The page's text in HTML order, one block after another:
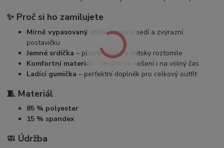
✨ Proč si ho zamilujete
Mírně vypasovaný střih – krásně sedí a zvýrazní
postavičku
Jemné srdíčka – působí něžně a dětsky roztomile
Komfortní materiál
– ideální na nošení i na volný čas
Ladící gumička – perfektní doplněk pro celkový outfit
🧵 Materiál
85 % polyester
15 % spandex
🧼 Údržba